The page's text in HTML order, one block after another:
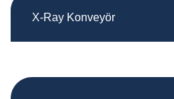
X-Ray Konveyör